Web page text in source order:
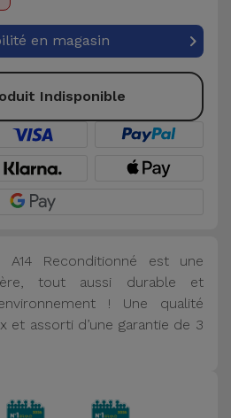
en magasin
Indisponible
A14
Reconditionné est une
tout aussi durable et
! Une qualité
et assorti d’une garantie de 3